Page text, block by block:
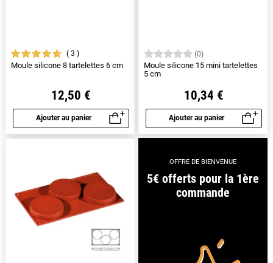
3
Moule silicone 8 tartelettes 6 cm
12,50 €
Ajouter au panier
Aperçu rapide
(0)
Moule silicone 15 mini tartelettes
5 cm
10,34 €
Ajouter au panier
Aperçu rapide
OFFRE DE BIENVENUE
5€ offerts pour la 1ère
commande